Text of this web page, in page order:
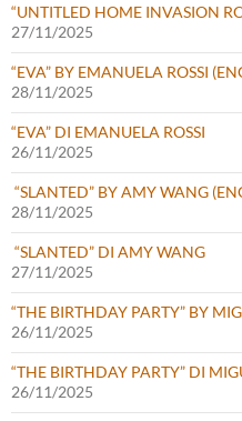
“UNTITLED HOME INVASION
27/11/2025
“EVA” BY EMANUELA ROSSI
28/11/2025
“EVA” DI EMANUELA ROSSI
26/11/2025
“SLANTED” BY AMY WANG
28/11/2025
“SLANTED” DI AMY WANG
27/11/2025
“THE BIRTHDAY PARTY” BY
26/11/2025
“THE BIRTHDAY PARTY” DI
26/11/2025